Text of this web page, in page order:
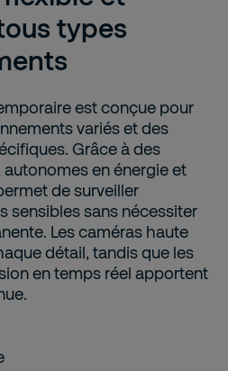
types
est conçue pour
variés et des
Grâce à des
en énergie et
de surveiller
sensibles sans nécessiter
Les caméras haute
détail, tandis que les
en temps réel apportent